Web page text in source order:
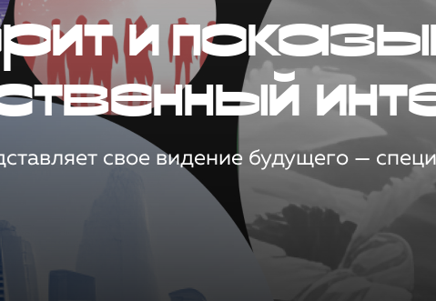
и
свое видение будущего —